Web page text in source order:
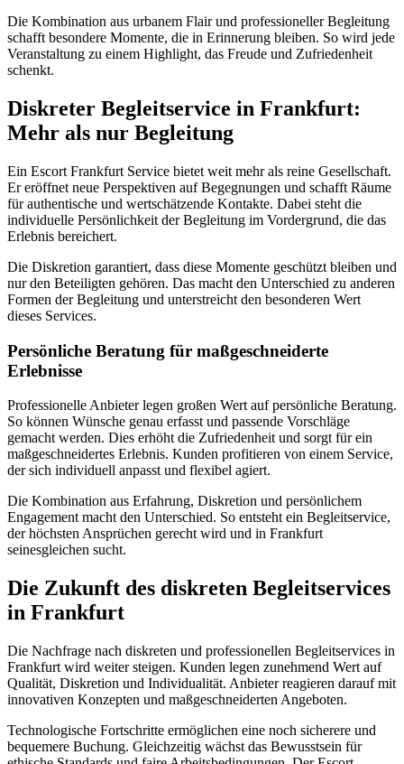
Die Kombination aus urbanem Flair und professioneller Begleitung
schafft besondere Momente, die in Erinnerung bleiben. So wird jede
Veranstaltung zu einem Highlight, das Freude und Zufriedenheit
schenkt.
Diskreter Begleitservice in Frankfurt:
Mehr als nur Begleitung
Ein Escort Frankfurt Service bietet weit mehr als reine Gesellschaft.
Er eröffnet neue Perspektiven auf Begegnungen und schafft Räume
für authentische und wertschätzende Kontakte. Dabei steht die
individuelle Persönlichkeit der Begleitung im Vordergrund, die das
Erlebnis bereichert.
Die Diskretion garantiert, dass diese Momente geschützt bleiben und
nur den Beteiligten gehören. Das macht den Unterschied zu anderen
Formen der Begleitung und unterstreicht den besonderen Wert
dieses Services.
Persönliche Beratung für maßgeschneiderte
Erlebnisse
Professionelle Anbieter legen großen Wert auf persönliche Beratung.
So können Wünsche genau erfasst und passende Vorschläge
gemacht werden. Dies erhöht die Zufriedenheit und sorgt für ein
maßgeschneidertes Erlebnis. Kunden profitieren von einem Service,
der sich individuell anpasst und flexibel agiert.
Die Kombination aus Erfahrung, Diskretion und persönlichem
Engagement macht den Unterschied. So entsteht ein Begleitservice,
der höchsten Ansprüchen gerecht wird und in Frankfurt
seinesgleichen sucht.
Die Zukunft des diskreten Begleitservices
in Frankfurt
Die Nachfrage nach diskreten und professionellen Begleitservices in
Frankfurt wird weiter steigen. Kunden legen zunehmend Wert auf
Qualität, Diskretion und Individualität. Anbieter reagieren darauf mit
innovativen Konzepten und maßgeschneiderten Angeboten.
Technologische Fortschritte ermöglichen eine noch sicherere und
bequemere Buchung. Gleichzeitig wächst das Bewusstsein für